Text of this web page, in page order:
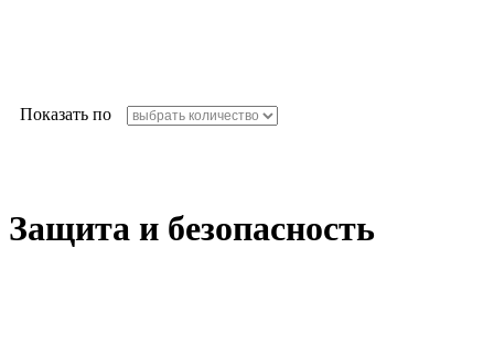
Показать по
Защита и безопасность